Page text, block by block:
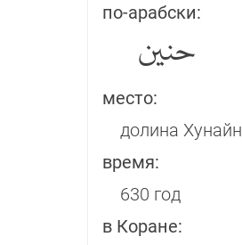
по-арабски:
حنين
место:
долина Хунайн
время:
630 год
в Коране: